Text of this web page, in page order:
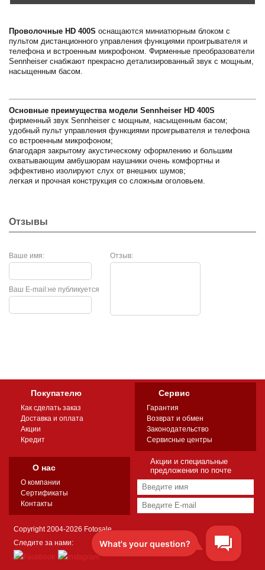
Проволочные HD 400S оснащаются миниатюрным блоком с
пультом дистанционного управления функциями проигрывателя и
телефона и встроенным микрофоном. Фирменные преобразователи
Sennheiser снабжают прекрасно детализированный звук с мощным,
насыщенным басом.
Основные преимущества модели Sennheiser HD 400S
фирменный звук Sennheiser с мощным, насыщенным басом;
удобный пульт управления функциями проигрывателя и телефона
со встроенным микрофоном;
благодаря закрытому акустическому оформлению и большим
охватывающим амбушюрам наушники очень комфортны и
эффективно изолируют слух от внешних шумов;
легкая и прочная конструкция со сложным оголовьем.
Отзывы
Ваше имя: Отзыв:
не публикуется
Ваш E-mail:
Покупателю
Как сделать заказ
Доставка и оплата
Акции
Кредит
Сервис
Гарантия
Возврат и обмен
Законодательство
Сервисные центры
О нас
О компании
Сертификаты
Контакты
Акции и специальные
предложения по почте
Copyright 2004-2026 Fotosale
Следите за нами: